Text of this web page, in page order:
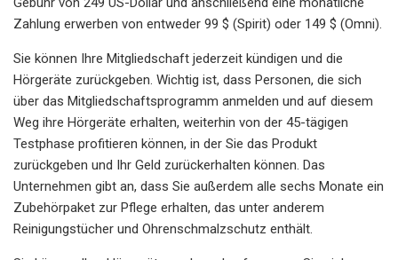
Zahlung erwerben von entweder 99 $ (Spirit) oder 149 $ (Omni).
Sie können Ihre Mitgliedschaft jederzeit kündigen und die
Hörgeräte zurückgeben. Wichtig ist, dass Personen, die sich
über das Mitgliedschaftsprogramm anmelden und auf diesem
Weg ihre Hörgeräte erhalten, weiterhin von der 45-tägigen
Testphase profitieren können, in der Sie das Produkt
zurückgeben und Ihr Geld zurückerhalten können. Das
Unternehmen gibt an, dass Sie außerdem alle sechs Monate ein
Zubehörpaket zur Pflege erhalten, das unter anderem
Reinigungstücher und Ohrenschmalzschutz enthält.